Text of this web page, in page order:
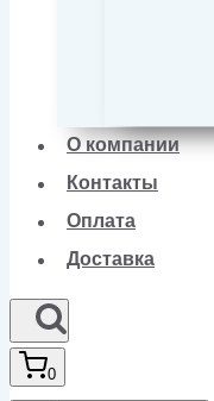
О компании
Контакты
Оплата
Доставка
0